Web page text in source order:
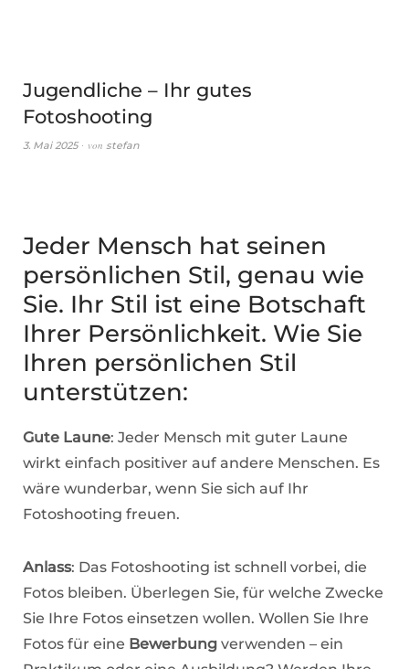
Jugendliche – Ihr gutes
Fotoshooting
3. Mai 2025 von stefan
Jeder Mensch hat seinen
persönlichen Stil, genau wie
Sie. Ihr Stil ist eine Botschaft
Ihrer Persönlichkeit. Wie Sie
Ihren persönlichen Stil
unterstützen:
Gute Laune: Jeder Mensch mit guter Laune
wirkt einfach positiver auf andere Menschen. Es
wäre wunderbar, wenn Sie sich auf Ihr
Fotoshooting freuen.
Anlass: Das Fotoshooting ist schnell vorbei, die
Fotos bleiben. Überlegen Sie, für welche Zwecke
Sie Ihre Fotos einsetzen wollen. Wollen Sie Ihre
Fotos für eine Bewerbung verwenden – ein